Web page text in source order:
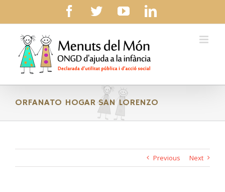
content
facebook
twitteryoutubelinkedin
ORFANATO HOGAR SAN LORENZO
Previous Next